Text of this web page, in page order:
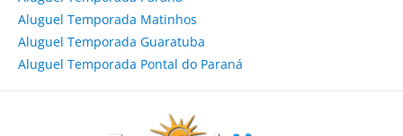
Aluguel Temporada Matinhos
Aluguel Temporada Guaratuba
Aluguel Temporada Pontal do Paraná